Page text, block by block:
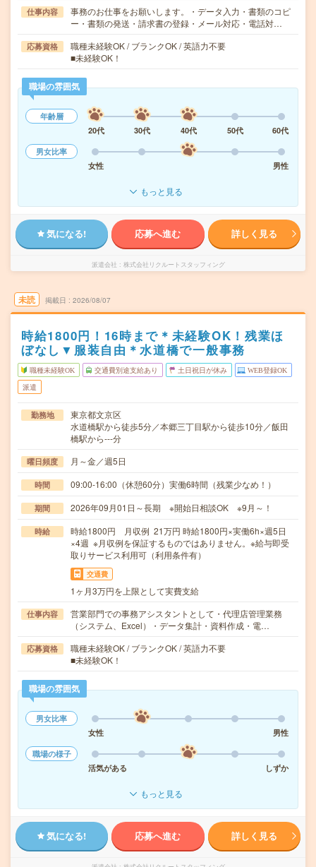
仕事内容
事務のお仕事をお願いします。・データ入力・書類のコピ
ー・書類の発送・請求書の登録・メール対応・電話対…
応募資格
職種未経験OK / ブランクOK / 英語力不要
■未経験OK！
職場の雰囲気
年齢層
20代
30代 40代 50代
60代
男女比率
女性
男性
もっと見る
気になる! 応募へ進む 詳しく見る
派遣会社 株式会社リクルートスタッフィング
未読 掲載日 2026/08/07
時給1800円！16時まで＊未経験OK！残業ほ
ぼなし▼服装自由＊水道橋で一般事務
職種未経験OK 交通費別途支給あり 土日祝日が休み WEB登録OK
派遣
勤務地
東京都文京区
水道橋駅から徒歩5分／本郷三丁目駅から徒歩10分／飯田
橋駅から---分
曜日頻度 月～金／週5日
時間 09:00-16:00（休憩60分）実働6時間（残業少なめ！）
期間 2026年09月01日～長期 ※開始日相談OK ※9月～！
時給
時給1800円 月収例 21万円 時給1800円×実働6h×週5日
×4週 ※月収例を保証するものではありません。※給与即受
取りサービス利用可（利用条件有）
交通費
1ヶ月3万円を上限として実費支給
仕事内容
営業部門での事務アシスタントとして・代理店管理業務
（システム、Excel）・データ集計・資料作成・電…
応募資格
職種未経験OK / ブランクOK / 英語力不要
■未経験OK！
職場の雰囲気
男女比率
女性
男性
職場の様子
活気がある
しずか
もっと見る
気になる! 応募へ進む 詳しく見る